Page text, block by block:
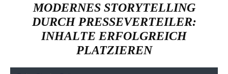
MODERNES STORYTELLING
DURCH PRESSEVERTEILER:
INHALTE ERFOLGREICH
PLATZIEREN